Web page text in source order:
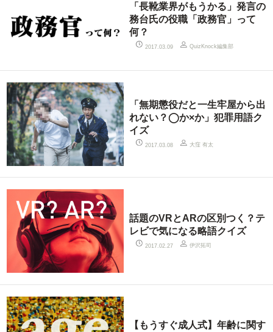
「長靴業界がもうかる」発言の
務台氏の役職「政務官」って
何？
2017.03.09 QuizKnock編集部
「無期懲役だと一生牢屋から出
れない？◯か×か」犯罪用語ク
イズ
2017.03.08 大窪 有太
話題のVRとARの区別つく？テ
レビで気になる略語クイズ
2017.02.27 伊沢拓司
【もうすぐ成人式】年齢に関す